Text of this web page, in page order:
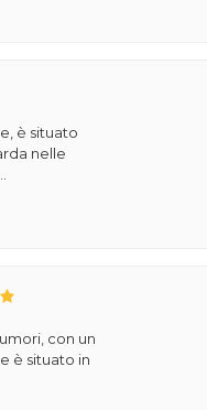
è situato
nelle
con un
è situato in